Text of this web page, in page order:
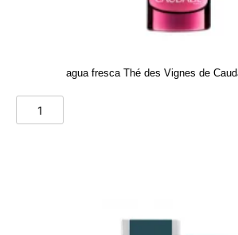
agua fresca Thé des Vignes de